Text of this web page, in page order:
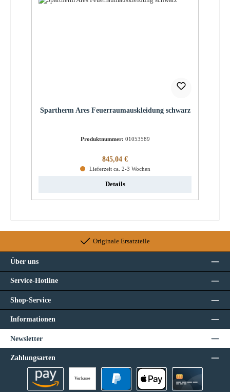
Spartherm Ares Feuerraumauskleidung schwarz
Produktnummer: 01053589
Regulärer Preis:
845,04 €
Lieferzeit ca. 2-3 Wochen
Details
Originale Ersatzteile
Über uns
Service-Hotline
Shop-Service
Informationen
Newsletter
Zahlungsarten
Vorkasse